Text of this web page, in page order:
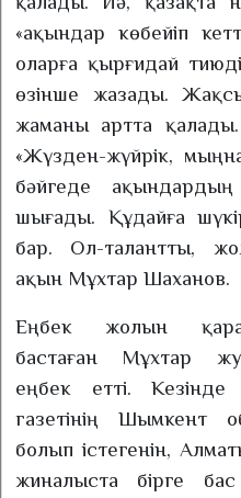
«ақындар көбейіп
оларға қырғидай
өзінше жазады.
жаманы артта
«Жүзден-жүйрік,
бәйгеде
шығады. Құдайға
бар. Ол-талантты,
ақын Мұхтар Шаханов.
Еңбек жолын
бастаған Мұхтар
еңбек етті.
газетінің Шымкент
болып істегенін,
жиналыста бірге